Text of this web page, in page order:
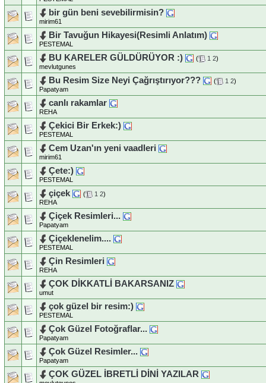
bir gün beni sevebilirmisin?
mirim61
Bir Tavuğun Hikayesi(Resimli Anlatım)
PESTEMAL
BU KARELER GÜLDÜRÜYOR :) ( 1 2)
mevlutgunes
Bu Resim Size Neyi Çağrıştırıyor??? ( 1 2)
Papatyam
canlı rakamlar
REHA
Çekici Bir Erkek:)
PESTEMAL
Cem Uzan'ın yeni vaadleri
mirim61
Çete:)
PESTEMAL
çiçek ( 1 2)
REHA
Çiçek Resimleri...
Papatyam
Çiçeklenelim....
PESTEMAL
Çin Resimleri
REHA
ÇOK DİKKATLİ BAKARSANIZ
umut
çok güzel bir resim:)
PESTEMAL
Çok Güzel Fotoğraflar...
Papatyam
Çok Güzel Resimler...
Papatyam
ÇOK GÜZEL İBRETLİ DİNİ YAZILAR